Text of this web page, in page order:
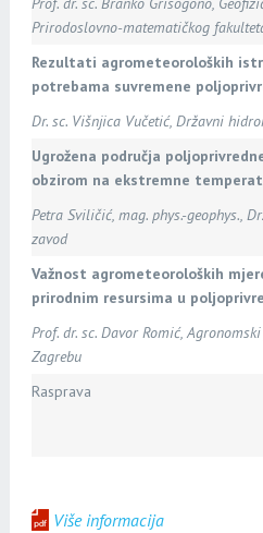
Prirodoslovno-matematičkog
Rezultati agrometeoroloških
potrebama suvremene
Dr. sc. Višnjica Vučetić, Državni
Ugrožena područja
obzirom na ekstremne
Petra Sviličić, mag. phys.-geophys.,
zavod
Važnost agrometeoroloških
prirodnim resursima u
Prof. dr. sc. Davor Romić,
Zagrebu
Rasprava
Više informacija